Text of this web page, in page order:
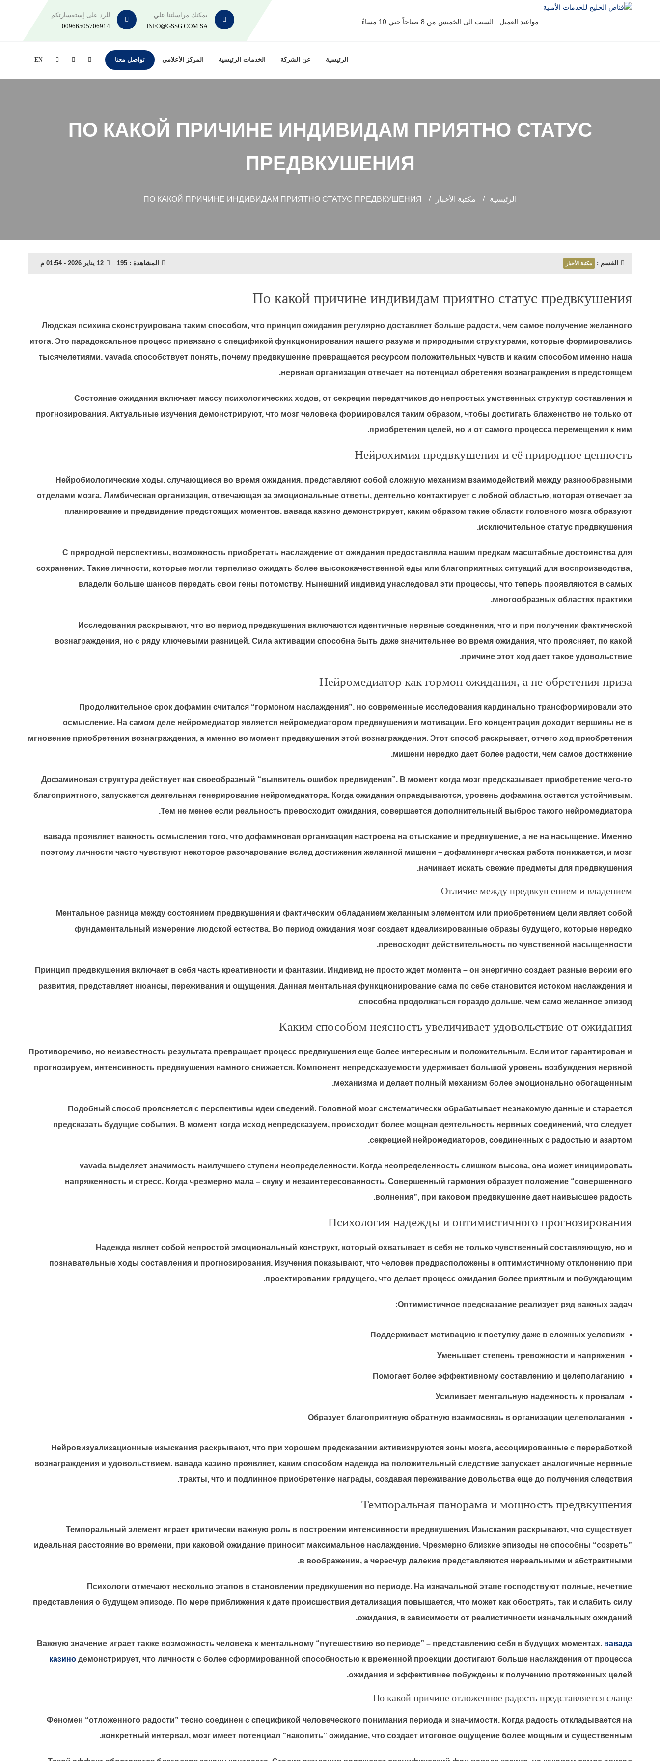
يمكنك مراسلتنا علي
INFO@GSSG.COM.SA
للرد على إستفسارتكم
00966505706914
مواعيد العميل : السبت الى الخميس من 8 صباحاً حتي 10 مساءً
EN الرئيسية عن الشركة الخدمات الرئيسية المركز الأعلامي تواصل معنا
ПО КАКОЙ ПРИЧИНЕ ИНДИВИДАМ ПРИЯТНО СТАТУС
ПРЕДВКУШЕНИЯ
الرئيسية مكتبة الأخبار ПО КАКОЙ ПРИЧИНЕ ИНДИВИДАМ ПРИЯТНО СТАТУС ПРЕДВКУШЕНИЯ
القسم : مكتبة الأخبار المشاهدة : 195 12 يناير 2026 - 01:54 م
По какой причине индивидам приятно статус предвкушения
Людская психика сконструирована таким способом, что принцип ожидания регулярно доставляет больше радости, чем самое получение желанного
итога. Это парадоксальное процесс привязано с спецификой функционирования нашего разума и природными структурами, которые формировались
тысячелетиями. vavada способствует понять, почему предвкушение превращается ресурсом положительных чувств и каким способом именно наша
нервная организация отвечает на потенциал обретения вознаграждения в предстоящем.
Состояние ожидания включает массу психологических ходов, от секреции передатчиков до непростых умственных структур составления и
прогнозирования. Актуальные изучения демонстрируют, что мозг человека формировался таким образом, чтобы достигать блаженство не только от
приобретения целей, но и от самого процесса перемещения к ним.
Нейрохимия предвкушения и её природное ценность
Нейробиологические ходы, случающиеся во время ожидания, представляют собой сложную механизм взаимодействий между разнообразными
отделами мозга. Лимбическая организация, отвечающая за эмоциональные ответы, деятельно контактирует с лобной областью, которая отвечает за
планирование и предвидение предстоящих моментов. вавада казино демонстрирует, каким образом такие области головного мозга образуют
исключительное статус предвкушения.
С природной перспективы, возможность приобретать наслаждение от ожидания предоставляла нашим предкам масштабные достоинства для
сохранения. Такие личности, которые могли терпеливо ожидать более высококачественной еды или благоприятных ситуаций для воспроизводства,
владели больше шансов передать свои гены потомству. Нынешний индивид унаследовал эти процессы, что теперь проявляются в самых
многообразных областях практики.
Исследования раскрывают, что во период предвкушения включаются идентичные нервные соединения, что и при получении фактической
вознаграждения, но с ряду ключевыми разницей. Сила активации способна быть даже значительнее во время ожидания, что проясняет, по какой
причине этот ход дает такое удовольствие.
Нейромедиатор как гормон ожидания, а не обретения приза
Продолжительное срок дофамин считался “гормоном наслаждения”, но современные исследования кардинально трансформировали это
осмысление. На самом деле нейромедиатор является нейромедиатором предвкушения и мотивации. Его концентрация доходит вершины не в
мгновение приобретения вознаграждения, а именно во момент предвкушения этой вознаграждения. Этот способ раскрывает, отчего ход приобретения
мишени нередко дает более радости, чем самое достижение.
Дофаминовая структура действует как своеобразный “выявитель ошибок предвидения”. В момент когда мозг предсказывает приобретение чего-то
благоприятного, запускается деятельная генерирование нейромедиатора. Когда ожидания оправдываются, уровень дофамина остается устойчивым.
Тем не менее если реальность превосходит ожидания, совершается дополнительный выброс такого нейромедиатора.
вавада проявляет важность осмысления того, что дофаминовая организация настроена на отыскание и предвкушение, а не на насыщение. Именно
поэтому личности часто чувствуют некоторое разочарование вслед достижения желанной мишени – дофаминергическая работа понижается, и мозг
начинает искать свежие предметы для предвкушения.
Отличие между предвкушением и владением
Ментальное разница между состоянием предвкушения и фактическим обладанием желанным элементом или приобретением цели являет собой
фундаментальный измерение людской естества. Во период ожидания мозг создает идеализированные образы будущего, которые нередко
превосходят действительность по чувственной насыщенности.
Принцип предвкушения включает в себя часть креативности и фантазии. Индивид не просто ждет момента – он энергично создает разные версии его
развития, представляет нюансы, переживания и ощущения. Данная ментальная функционирование сама по себе становится истоком наслаждения и
способна продолжаться гораздо дольше, чем само желанное эпизод.
Каким способом неясность увеличивает удовольствие от ожидания
Противоречиво, но неизвестность результата превращает процесс предвкушения еще более интересным и положительным. Если итог гарантирован и
прогнозируем, интенсивность предвкушения намного снижается. Компонент непредсказуемости удерживает большой уровень возбуждения нервной
механизма и делает полный механизм более эмоционально обогащенным.
Подобный способ проясняется с перспективы идеи сведений. Головной мозг систематически обрабатывает незнакомую данные и старается
предсказать будущие события. В момент когда исход непредсказуем, происходит более мощная деятельность нервных соединений, что следует
секрецией нейромедиаторов, соединенных с радостью и азартом.
vavada выделяет значимость наилучшего ступени неопределенности. Когда неопределенность слишком высока, она может инициировать
напряженность и стресс. Когда чрезмерно мала – скуку и незаинтересованность. Совершенный гармония образует положение “совершенного
волнения”, при каковом предвкушение дает наивысшее радость.
Психология надежды и оптимистичного прогнозирования
Надежда являет собой непростой эмоциональный конструкт, который охватывает в себя не только чувственный составляющую, но и
познавательные ходы составления и прогнозирования. Изучения показывают, что человек предрасположены к оптимистичному отклонению при
проектировании грядущего, что делает процесс ожидания более приятным и побуждающим.
Оптимистичное предсказание реализует ряд важных задач:
Поддерживает мотивацию к поступку даже в сложных условиях
Уменьшает степень тревожности и напряжения
Помогает более эффективному составлению и целеполаганию
Усиливает ментальную надежность к провалам
Образует благоприятную обратную взаимосвязь в организации целеполагания
Нейровизуализационные изыскания раскрывают, что при хорошем предсказании активизируются зоны мозга, ассоциированные с переработкой
вознаграждения и удовольствием. вавада казино проявляет, каким способом надежда на положительный следствие запускает аналогичные нервные
тракты, что и подлинное приобретение награды, создавая переживание довольства еще до получения следствия.
Темпоральная панорама и мощность предвкушения
Темпоральный элемент играет критически важную роль в построении интенсивности предвкушения. Изыскания раскрывают, что существует
идеальная расстояние во времени, при каковой ожидание приносит максимальное наслаждение. Чрезмерно близкие эпизоды не способны “созреть”
в воображении, а чересчур далекие представляются нереальными и абстрактными.
Психологи отмечают несколько этапов в становлении предвкушения во периоде. На изначальной этапе господствуют полные, нечеткие
представления о будущем эпизоде. По мере приближения к дате происшествия детализация повышается, что может как обострять, так и слабить силу
ожидания, в зависимости от реалистичности изначальных ожиданий.
Важную значение играет также возможность человека к ментальному “путешествию во периоде” – представлению себя в будущих моментах. вавада
казино демонстрирует, что личности с более сформированной способностью к временной проекции достигают больше наслаждения от процесса
ожидания и эффективнее побуждены к получению протяженных целей.
По какой причине отложенное радость представляется слаще
Феномен “отложенного радости” тесно соединен с спецификой человеческого понимания периода и значимости. Когда радость откладывается на
конкретный интервал, мозг имеет потенциал “накопить” ожидание, что создает итоговое ощущение более мощным и существенным.